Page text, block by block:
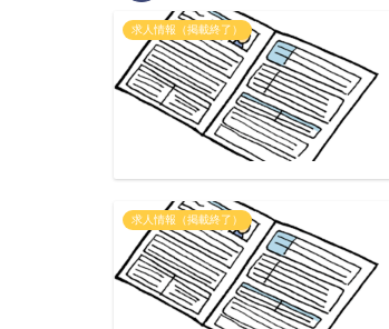
求人情報（掲載終了）
求人情報（掲載終了）